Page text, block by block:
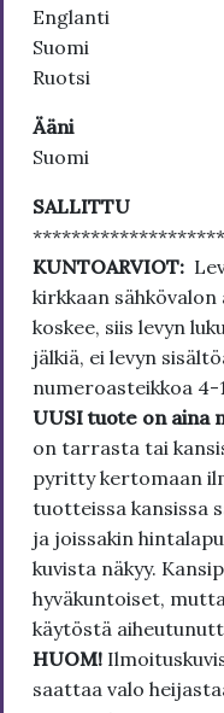
Englanti
Suomi
Ruotsi
Ääni
Suomi
SALLITTU
KUNTOARVIOT:
kirkkaan
koskee, siis levyn
jälkiä, ei levyn
numeroasteikkoa
UUSI tuote on aina
on tarrasta tai
pyritty kertomaan
tuotteissa kansissa
ja joissakin
kuvista näkyy.
hyväkuntoiset,
käytöstä
HUOM!
saattaa valo